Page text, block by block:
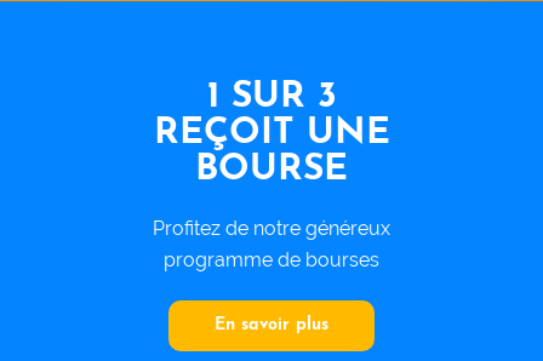
1 SUR 3
REÇOIT UNE
BOURSE
Profitez de notre généreux
programme de bourses
En savoir plus